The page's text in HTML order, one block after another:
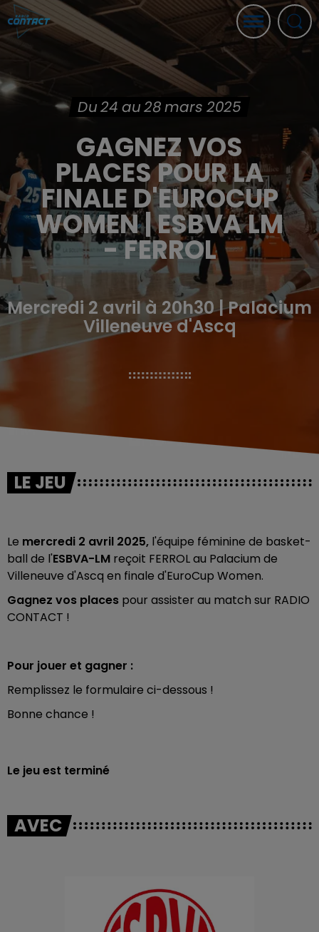
Du 24 au 28 mars 2025
GAGNEZ VOS
PLACES POUR LA
FINALE D'EUROCUP
WOMEN | ESBVA LM
- FERROL
Mercredi 2 avril à 20h30 | Palacium
Villeneuve d'Ascq
LE JEU
Le mercredi 2 avril 2025, l'équipe féminine de basket-
ball de l'ESBVA-LM reçoit FERROL au Palacium de
Villeneuve d'Ascq en finale d'EuroCup Women.
Gagnez vos places pour assister au match sur RADIO
CONTACT !
Pour jouer et gagner :
Remplissez le formulaire ci-dessous !
Bonne chance !
Le jeu est terminé
AVEC